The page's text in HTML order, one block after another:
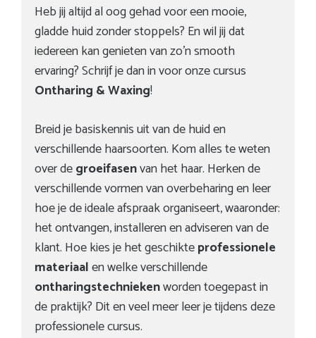
Heb jij altijd al oog gehad voor een mooie,
gladde huid zonder stoppels? En wil jij dat
iedereen kan genieten van zo’n smooth
ervaring? Schrijf je dan in voor onze cursus
Ontharing & Waxing!
Breid je basiskennis uit van de huid en
verschillende haarsoorten. Kom alles te weten
over degroeifasenvan het haar. Herken de
verschillende vormen van overbeharing en leer
hoe je de ideale afspraak organiseert, waaronder:
het ontvangen, installeren en adviseren van de
klant. Hoe kies je het geschikteprofessionele
materiaalen welke verschillende
ontharingstechniekenworden toegepast in
de praktijk? Dit en veel meer leer je tijdens deze
professionele cursus.